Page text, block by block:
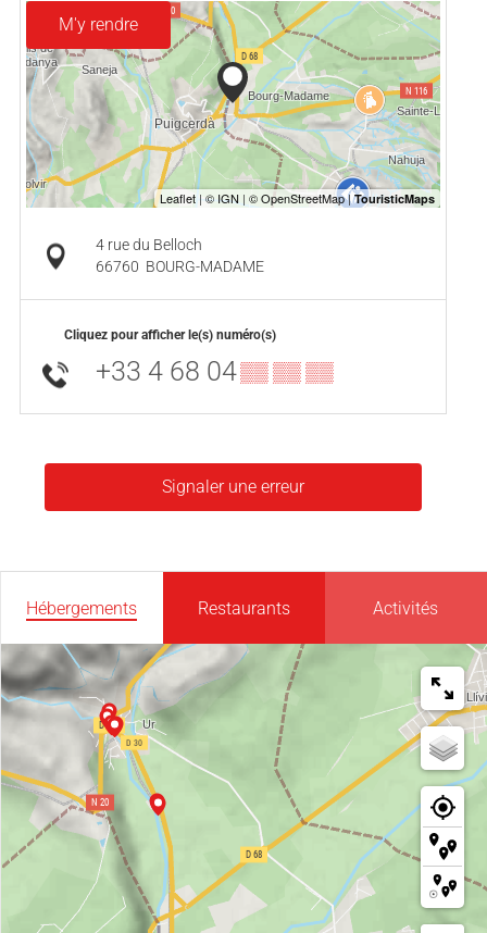
M'y rendre
4 rue du Belloch
66760 BOURG-MADAME
Cliquez pour afficher le(s) numéro(s)
+33 4 68 04▒▒ ▒▒ ▒▒
Signaler une erreur
Hébergements Restaurants Activités